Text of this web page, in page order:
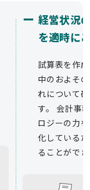
ー 経営状況
を適時に
試算表を作
中のおよそ
れについて
す。 会計事
ロジーの力
化している
ることがで